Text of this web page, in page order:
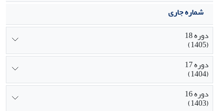
شماره جاری
دوره 18
(1405)
دوره 17
(1404)
دوره 16
(1403)